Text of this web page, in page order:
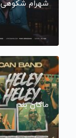
شهرام شکوهی
ماکان بند